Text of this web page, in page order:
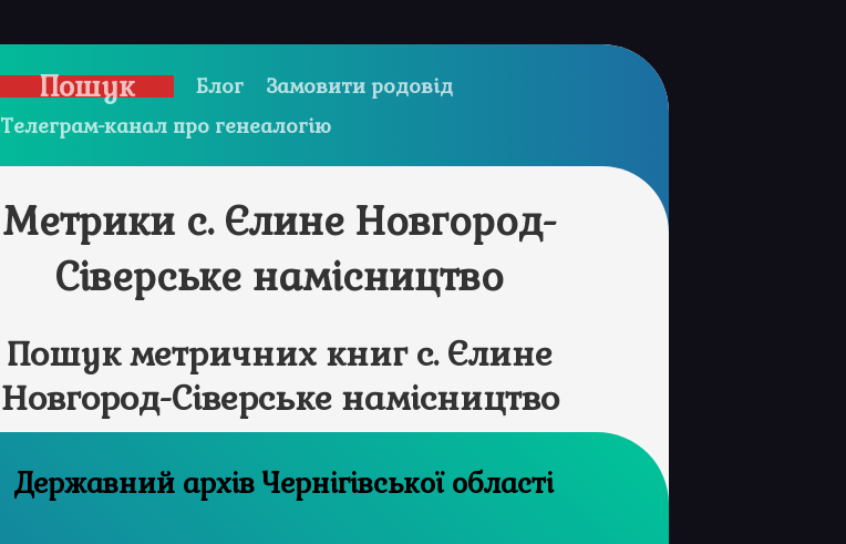
Пошук Блог
Замовити родовід
Телеграм-канал про генеалогію
Метрики с. Єлине Новгород-
Сіверське намісництво
Пошук метричних книг с. Єлине
Новгород-Сіверське намісництво
Державний архів Чернігівської області